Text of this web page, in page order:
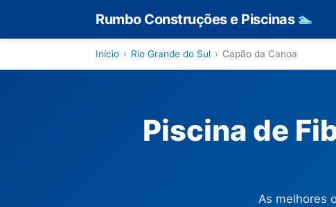
Rumbo Construções e Piscinas 🏊
Início › Rio Grande do Sul › Capão da Canoa
Piscina de
As melhores